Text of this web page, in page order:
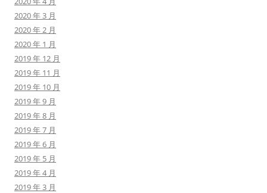
2020 年 3 月
2020 年 2 月
2020 年 1 月
2019 年 12 月
2019 年 11 月
2019 年 10 月
2019 年 9 月
2019 年 8 月
2019 年 7 月
2019 年 6 月
2019 年 5 月
2019 年 4 月
2019 年 3 月